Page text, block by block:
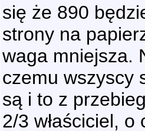
się że 890
strony na
waga mniejsza.
czemu wszyscy
są i to z
2/3 właściciel,